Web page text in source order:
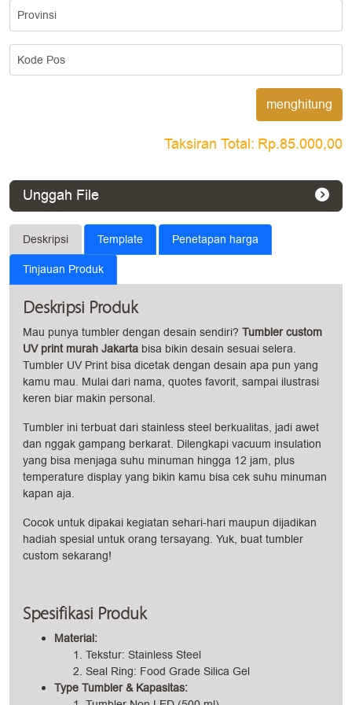
Provinsi
Kode Pos
menghitung
Taksiran Total: Rp.85.000,00
Unggah File
Deskripsi Template
Penetapan harga
Tinjauan Produk
Deskripsi Produk
Mau punya tumbler dengan desain sendiri? Tumbler custom
UV print murah Jakarta bisa bikin desain sesuai selera.
Tumbler UV Print bisa dicetak dengan desain apa pun yang
kamu mau. Mulai dari nama, quotes favorit, sampai ilustrasi
keren biar makin personal.
Tumbler ini terbuat dari stainless steel berkualitas, jadi awet
dan nggak gampang berkarat. Dilengkapi vacuum insulation
yang bisa menjaga suhu minuman hingga 12 jam, plus
temperature display yang bikin kamu bisa cek suhu minuman
kapan aja.
Cocok untuk dipakai kegiatan sehari-hari maupun dijadikan
hadiah spesial untuk orang tersayang. Yuk, buat tumbler
custom sekarang!
Spesifikasi Produk
Material:
Tekstur: Stainless Steel
Seal Ring: Food Grade Silica Gel
Type Tumbler & Kapasitas: